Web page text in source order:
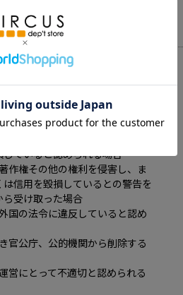
したコメントその他の情報につ
しくは第三者の著作権その他の
たはサーカスもしくは第三者の
ていると認められる場合
作権その他の権利を侵害し、ま
信用を毀損しているとの警告を
受け取った場合
国の法令に違反していると認め
官公庁、公的機関から削除する
営にとって不適切と認められる